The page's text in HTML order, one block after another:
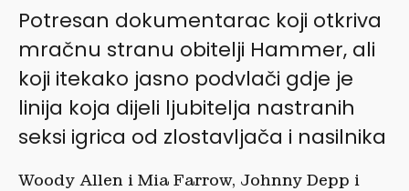
Potresan dokumentarac koji otkriva
mračnu stranu obitelji Hammer, ali
koji itekako jasno podvlači gdje je
linija koja dijeli ljubitelja nastranih
seksi igrica od zlostavljača i nasilnika
Woody Allen i Mia Farrow, Johnny Depp i